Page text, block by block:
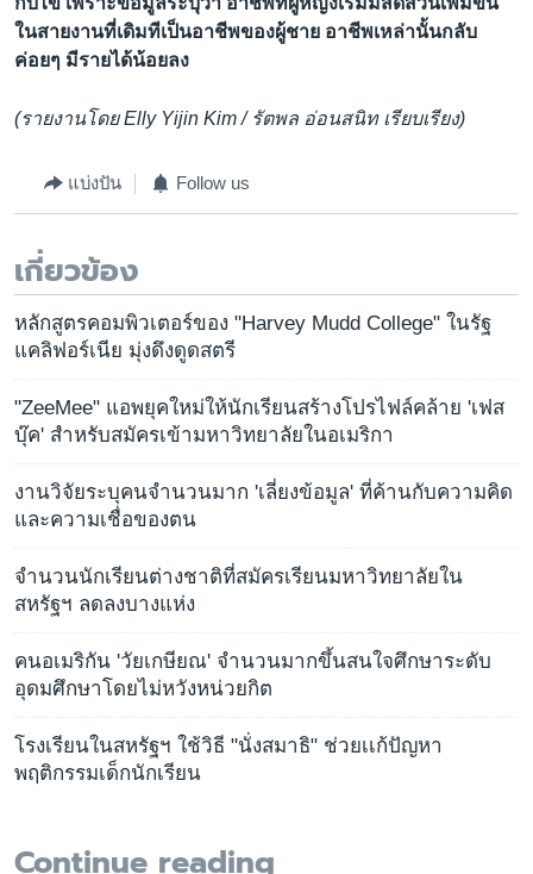
ในสายงานที่เดิมทีเป็นอาชีพของผู้ชาย อาชีพเหล่านั้นกลับ
ค่อยๆ มีรายได้น้อยลง
(รายงานโดย Elly Yijin Kim / รัตพล อ่อนสนิท เรียบเรียง)
แบ่งปัน Follow us
เกี่ยวข้อง
หลักสูตรคอมพิวเตอร์ของ "Harvey Mudd College" ในรัฐ
แคลิฟอร์เนีย มุ่งดึงดูดสตรี
"ZeeMee" แอพยุคใหม่ให้นักเรียนสร้างโปรไฟล์คล้าย 'เฟส
บุ๊ค' สำหรับสมัครเข้ามหาวิทยาลัยในอเมริกา
งานวิจัยระบุคนจำนวนมาก 'เลี่ยงข้อมูล' ที่ค้านกับความคิด
และความเชื่อของตน
จำนวนนักเรียนต่างชาติที่สมัครเรียนมหาวิทยาลัยใน
สหรัฐฯ ลดลงบางแห่ง
คนอเมริกัน 'วัยเกษียณ' จำนวนมากขึ้นสนใจศึกษาระดับ
อุดมศึกษาโดยไม่หวังหน่วยกิต
โรงเรียนในสหรัฐฯ ใช้วิธี "นั่งสมาธิ" ช่วยเเก้ปัญหา
พฤติกรรมเด็กนักเรียน
Continue reading